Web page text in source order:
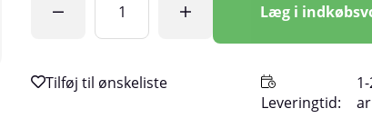
Læg i
Leveringtid: